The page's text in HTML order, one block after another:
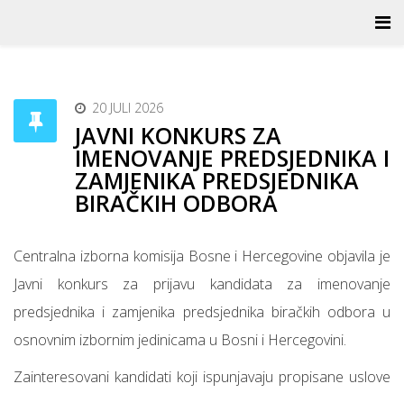
20 JULI 2026
JAVNI KONKURS ZA
IMENOVANJE PREDSJEDNIKA I
ZAMJENIKA PREDSJEDNIKA
BIRAČKIH ODBORA
Centralna izborna komisija Bosne i Hercegovine objavila je
Javni konkurs za prijavu kandidata za imenovanje
predsjednika i zamjenika predsjednika biračkih odbora u
osnovnim izbornim jedinicama u Bosni i Hercegovini.
Zainteresovani kandidati koji ispunjavaju propisane uslove